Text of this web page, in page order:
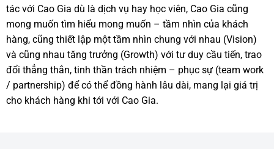
tác với Cao Gia dù là dịch vụ hay học viên, Cao Gia cũng
mong muốn tìm hiểu mong muốn – tầm nhìn của khách
hàng, cũng thiết lập một tầm nhìn chung với nhau (Vision)
và cũng nhau tăng trưởng (Growth) với tư duy cầu tiến, trao
đổi thẳng thắn, tinh thần trách nhiệm – phục sự (team work
/ partnership) để có thể đồng hành lâu dài, mang lại giá trị
cho khách hàng khi tới với Cao Gia.